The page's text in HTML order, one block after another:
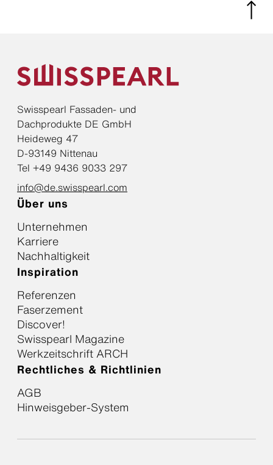
Swisspearl Fassaden- und
Dachprodukte DE GmbH
Heideweg 47
D-93149 Nittenau
Tel +49 9436 9033 297
info@de.swisspearl.com
Über uns
Unternehmen
Karriere
Nachhaltigkeit
Inspiration
Referenzen
Faserzement
Discover!
Swisspearl Magazine
Werkzeitschrift ARCH
Rechtliches & Richtlinien
AGB
Hinweisgeber-System